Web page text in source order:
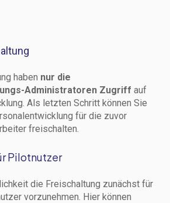
haben nur die
Administratoren Zugriff auf
Als letzten Schritt können Sie
für die zuvor
freischalten.
Pilotnutzer
die Freischaltung zunächst für
vorzunehmen. Hier können